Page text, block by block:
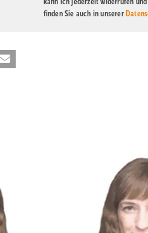
finden Sie auch in unserer